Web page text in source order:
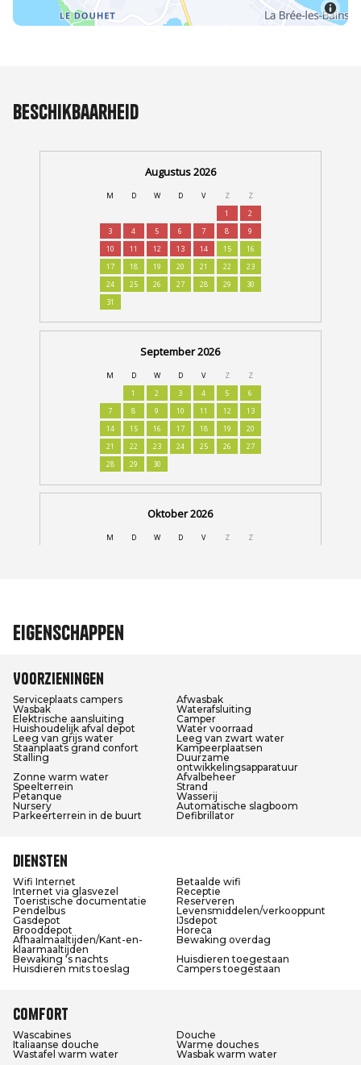
Beschikbaarheid
Eigenschappen
Voorzieningen
Serviceplaats campers
Afwasbak
Wasbak
Waterafsluiting
Elektrische aansluiting
Camper
Huishoudelijk afval depot
Water voorraad
Leeg van grijs water
Leeg van zwart water
Staanplaats grand confort
Kampeerplaatsen
Stalling
Duurzame
ontwikkelingsapparatuur
Zonne warm water
Afvalbeheer
Speelterrein
Strand
Petanque
Wasserij
Nursery
Automatische slagboom
Parkeerterrein in de buurt
Defibrillator
Diensten
Wifi Internet
Betaalde wifi
Internet via glasvezel
Receptie
Toeristische documentatie
Reserveren
Pendelbus
Levensmiddelen/verkooppunt
Gasdepot
IJsdepot
Brooddepot
Horeca
Afhaalmaaltijden/Kant-en-
klaarmaaltijden
Bewaking overdag
Bewaking ‘s nachts
Huisdieren toegestaan
Huisdieren mits toeslag
Campers toegestaan
Comfort
Wascabines
Douche
Italiaanse douche
Warme douches
Wastafel warm water
Wasbak warm water